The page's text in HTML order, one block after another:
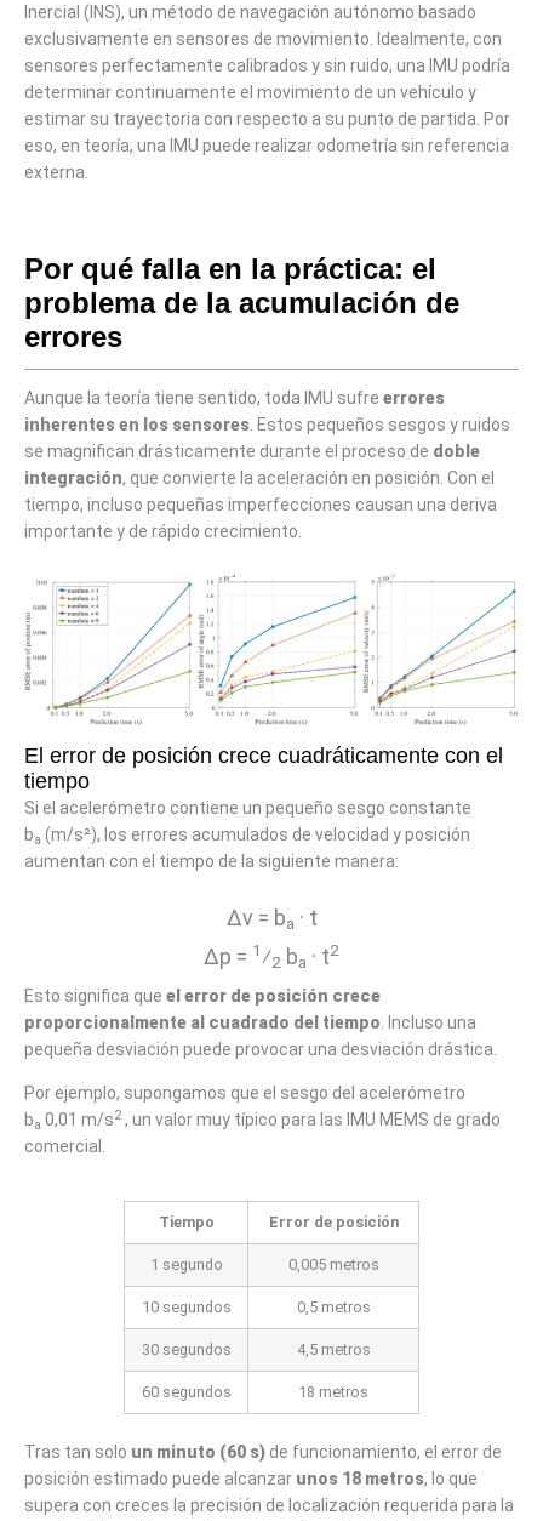
Inercial (INS), un método de navegación autónomo basado
exclusivamente en sensores de movimiento. Idealmente, con
sensores perfectamente calibrados y sin ruido, una IMU podría
determinar continuamente el movimiento de un vehículo y
estimar su trayectoria con respecto a su punto de partida. Por
eso, en teoría, una IMU puede realizar odometría sin referencia
externa.
Por qué falla en la práctica: el
problema de la acumulación de
errores
Aunque la teoría tiene sentido, toda IMU sufre errores
inherentes en los sensores . Estos pequeños sesgos y ruidos
se magnifican drásticamente durante el proceso de doble
integración, que convierte la aceleración en posición. Con el
tiempo, incluso pequeñas imperfecciones causan una deriva
importante y de rápido crecimiento.
El error de posición crece cuadráticamente con el
tiempo
Si el acelerómetro contiene un pequeño sesgo constante
ba (m/s²), los errores acumulados de velocidad y posición
aumentan con el tiempo de la siguiente manera:
Δv = ba · t
Δp = 1⁄2 ba · t2
Esto significa que el error de posición crece
proporcionalmente al cuadrado del tiempo . Incluso una
pequeña desviación puede provocar una desviación drástica.
Por ejemplo, supongamos que el sesgo del acelerómetro
ba 0,01 m/s2, un valor muy típico para las IMU MEMS de grado
comercial.
Tiempo Error de posición
1 segundo 0,005 metros
10 segundos 0,5 metros
30 segundos 4,5 metros
60 segundos 18 metros
Tras tan solo un minuto (60 s) de funcionamiento, el error de
posición estimado puede alcanzar unos 18 metros, lo que
supera con creces la precisión de localización requerida para la